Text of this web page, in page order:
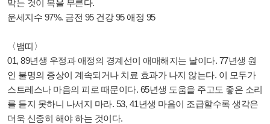
막는 것이 복을 부른다.
운세지수 97%. 금전 95 건강 95 애정 95
〈뱀띠〉
01, 89년생 우정과 애정의 경계선이 애매해지는 날이다. 77년생 원
인 불명의 증상이 계속되거나 치료 효과가 나지 않는다. 이 모두가
스트레스나 마음의 피로 때문이다. 65년생 도움을 주고도 좋은 소리
를 듣지 못하니 나서지 마라. 53, 41년생 마음이 조급할수록 생각은
더욱 신중히 해야 하는 것이다.